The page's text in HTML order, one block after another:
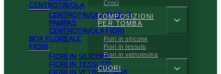
CENTROTAVOLA
CENTROTAVOLA FIORI E
PAMPAS
CENTROTAVOLA FIORI
BOX FLOREALE
FIORI
FIORI IN SILICONE
FIORI IN TESSUTO
FIORI IN VETRORESINA
Croci
COMPOSIZIONI
PER TOMBA
Fiori in silicone
Fiori in tessuto
Fiori in vetroresina
CUORI